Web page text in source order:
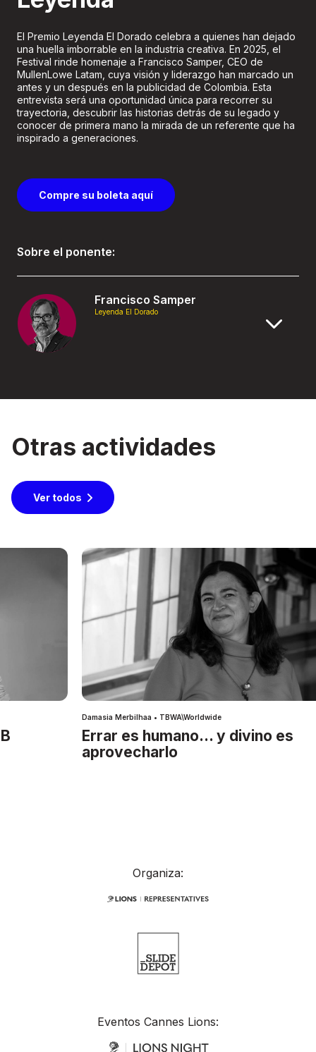
El Premio Leyenda El Dorado celebra a quienes han dejado
una huella imborrable en la industria creativa. En 2025, el
Festival rinde homenaje a Francisco Samper, CEO de
MullenLowe Latam, cuya visión y liderazgo han marcado un
antes y un después en la publicidad de Colombia. Esta
entrevista será una oportunidad única para recorrer su
trayectoria, descubrir las historias detrás de su legado y
conocer de primera mano la mirada de un referente que ha
inspirado a generaciones.
Compre su boleta aquí
Sobre el ponente:
Francisco Samper
Leyenda El Dorado
Otras actividades
Ver todos
Damasia Merbilhaa • TBWA\Worldwide
Errar es humano… y divino es
aprovecharlo
Organiza:
Eventos Cannes Lions: